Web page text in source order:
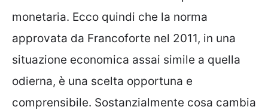
monetaria. Ecco quindi che la norma
approvata da Francoforte nel 2011, in una
situazione economica assai simile a quella
odierna, è una scelta opportuna e
comprensibile. Sostanzialmente cosa cambia